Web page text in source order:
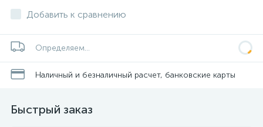
Добавить к сравнению
Определяем...
Наличный и безналичный расчет, банковские карты
Быстрый заказ